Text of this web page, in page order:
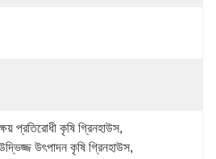
প্রতিরোধী কৃষি গ্রিনহাউস,
উৎপাদন কৃষি গ্রিনহাউস,